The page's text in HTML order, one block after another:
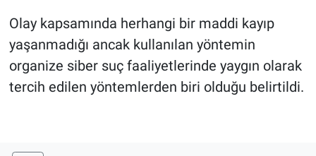
Olay kapsamında herhangi bir maddi kayıp
yaşanmadığı ancak kullanılan yöntemin
organize siber suç faaliyetlerinde yaygın olarak
tercih edilen yöntemlerden biri olduğu belirtildi.